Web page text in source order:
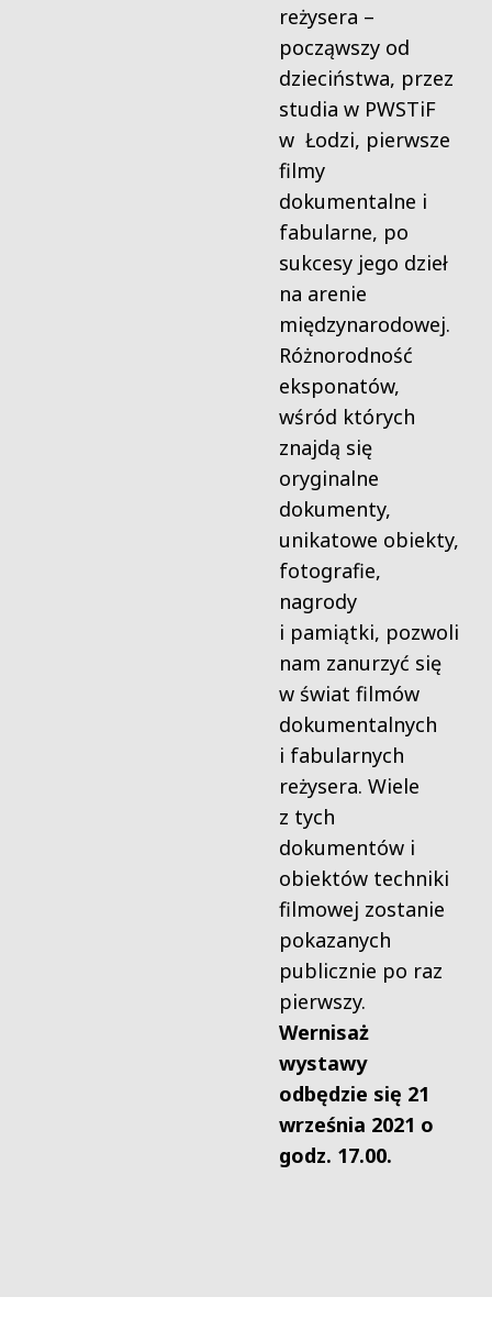
reżysera –
począwszy od
dzieciństwa, przez
studia w PWSTiF
w Łodzi, pierwsze
filmy
dokumentalne i
fabularne, po
sukcesy jego dzieł
na arenie
międzynarodowej.
Różnorodność
eksponatów,
wśród których
znajdą się
oryginalne
dokumenty,
unikatowe obiekty,
fotografie,
nagrody
i pamiątki, pozwoli
nam zanurzyć się
w świat filmów
dokumentalnych
i fabularnych
reżysera. Wiele
z tych
dokumentów i
obiektów techniki
filmowej zostanie
pokazanych
publicznie po raz
pierwszy.
Wernisaż
wystawy
odbędzie się 21
września 2021 o
godz. 17.00.